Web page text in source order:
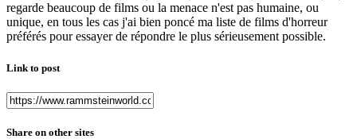
regarde beaucoup de films ou la menace n'est pas humaine, ou
unique, en tous les cas j'ai bien poncé ma liste de films d'horreur
préférés pour essayer de répondre le plus sérieusement possible.
Link to post
Share on other sites